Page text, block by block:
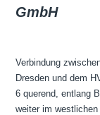
GmbH
Verbindung
Dresden und dem
6 querend, entlang
weiter im